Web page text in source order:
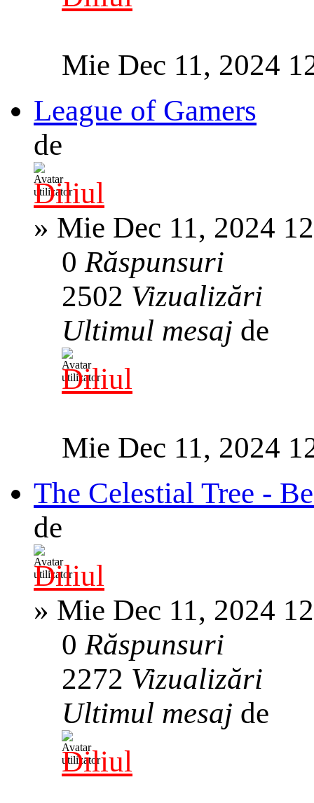
Mie Dec 11, 2024
League of Gamers
de
Diliul
» Mie Dec 11, 2024
0Răspunsuri
2502 Vizualizări
Ultimul mesaj de
Diliul
Mie Dec 11, 2024
The Celestial Tree -
de
Diliul
» Mie Dec 11, 2024
0Răspunsuri
2272 Vizualizări
Ultimul mesaj de
Diliul